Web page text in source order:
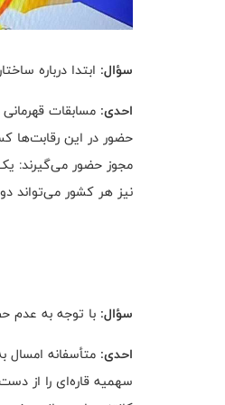
سؤال: ابتدا درباره
احدی:
نیز هر کشور
سؤال: با توجه به عدم
احدی: متأسفانه
سهمیه قاره‌ای را از